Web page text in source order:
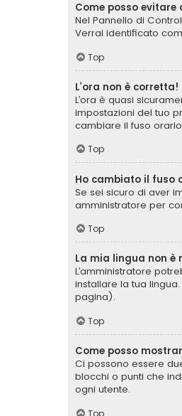
Come posso
Nel Pannello di
Verrai identificato
Top
L’ora non è corretta!
L’ora è quasi
impostazioni del tuo
cambiare il fuso
Top
Ho cambiato il fuso
Se sei sicuro di aver
amministratore per
Top
La mia lingua non è
L’amministratore
installare la tua
pagina).
Top
Come posso
Ci possono essere
blocchi o punti che
ogni utente.
Top